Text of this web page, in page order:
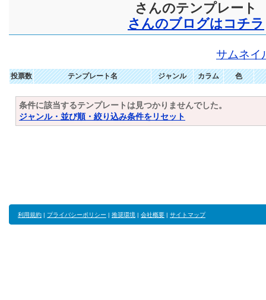
さんのテンプレート
さんのブログはコチラ
サムネイ
投票数 テンプレート名 ジャンル カラム 色
条件に該当するテンプレートは見つかりませんでした。
ジャンル・並び順・絞り込み条件をリセット
利用規約 | プライバシーポリシー | 推奨環境 | 会社概要 | サイトマップ